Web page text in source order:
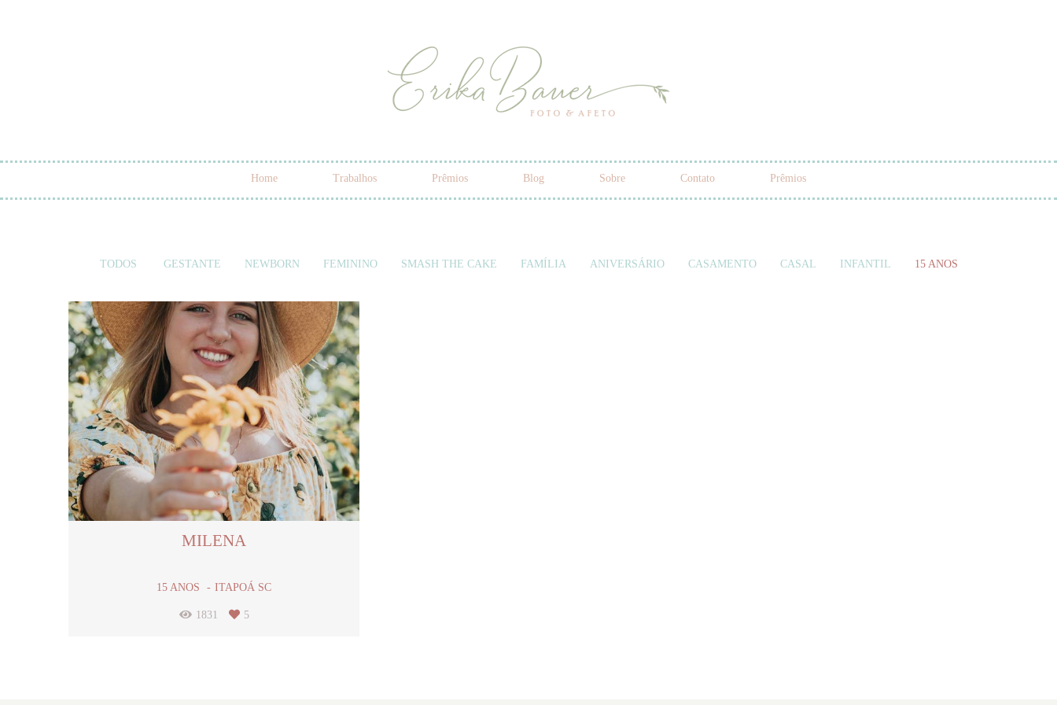
Home Trabalhos Prêmios Blog Sobre Contato Prêmios
TODOS GESTANTE NEWBORN FEMININO SMASH THE CAKE FAMÍLIA ANIVERSÁRIO CASAMENTO CASAL INFANTIL 15 ANOS
MILENA
15 ANOS ITAPOÁ SC
1831 5